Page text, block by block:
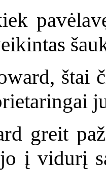
štai
greit
į vidurį